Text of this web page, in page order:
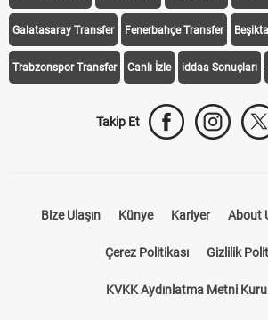
Galatasaray Transfer Fenerbahçe Transfer
Trabzonspor Transfer Canlı İzle iddaa Sonuçları
Takip Et
Bize Ulaşın Künye Kariyer About
Çerez Politikası Gizlilik
KVKK Aydınlatma Metni